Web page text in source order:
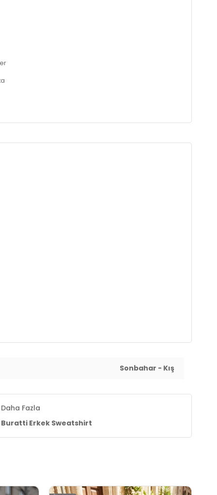
Sonbahar - Kış
Daha Fazla
Buratti Erkek Sweatshirt